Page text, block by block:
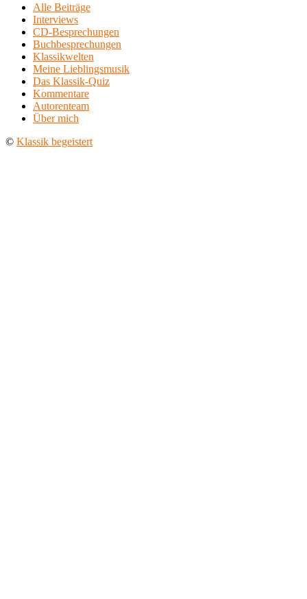
Alle Beiträge
Interviews
CD-Besprechungen
Buchbesprechungen
Klassikwelten
Meine Lieblingsmusik
Das Klassik-Quiz
Kommentare
Autorenteam
Über mich
© Klassik begeistert